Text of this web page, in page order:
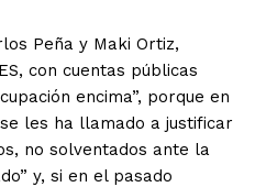
Peña y Maki Ortiz,
con cuentas públicas
encima”, porque en
les ha llamado a justificar
no solventados ante la
y, si en el pasado